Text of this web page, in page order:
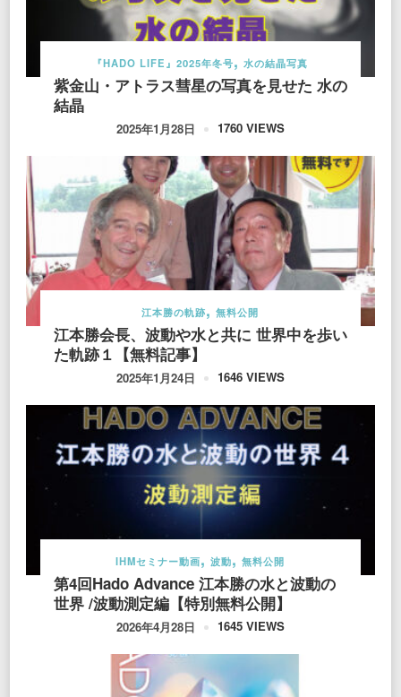
『HADO LIFE』2025年冬号 水の結晶写真
紫金山・アトラス彗星の写真を見せた 水の
結晶
2025年1月28日 1760 VIEWS
江本勝の軌跡 無料公開
江本勝会長、波動や水と共に 世界中を歩い
た軌跡１【無料記事】
2025年1月24日 1646 VIEWS
IHMセミナー動画 波動 無料公開
第4回Hado Advance 江本勝の水と波動の
世界 /波動測定編【特別無料公開】
2026年4月28日 1645 VIEWS